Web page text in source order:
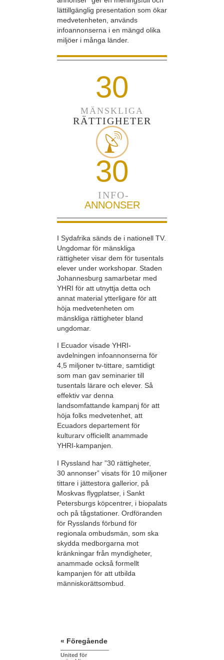
lättillgänglig presentation som ökar
medvetenheten, används
infoannonserna i en mängd olika
miljöer i många länder.
30
MÄNSKLIGA
RÄTTIGHETER
30
INFO-
ANNONSER
I Sydafrika sänds de i nationell TV.
Ungdomar för mänskliga
rättigheter visar dem för tusentals
elever under workshopar. Staden
Johannesburg samarbetar med
YHRI för att utnyttja detta och
annat material ytterligare för att
höja medvetenheten om
mänskliga rättigheter bland
ungdomar.
I Ecuador visade YHRI-
avdelningen infoannonserna för
4,5 miljoner tv-tittare, samtidigt
som man gav seminarier till
tusentals lärare och elever. Så
effektiv var denna
landsomfattande kampanj för att
höja folks medvetenhet, att
Ecuadors departement för
kulturarv officiellt anammade
YHRI-kampanjen.
I Ryssland har ”30 rättigheter,
30 annonser” visats för 10 miljoner
tittare i jättestora gallerior, på
Moskvas flygplatser, i Sankt
Petersburgs köpcentrer, i biopalats
och på tågstationer. Ordföranden
för Rysslands förbund för
regionala ombudsmän, som ska
skydda medborgarna mot
kränkningar från myndigheter,
anammade också formellt
kampanjen för att utbilda
människorättsombud.
« Föregående
United för